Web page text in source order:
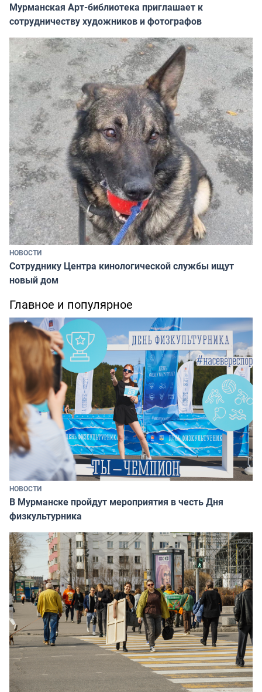
Мурманская Арт-библиотека приглашает к
сотрудничеству художников и фотографов
НОВОСТИ
Сотруднику Центра кинологической службы ищут
новый дом
Главное и популярное
НОВОСТИ
В Мурманске пройдут мероприятия в честь Дня
физкультурника